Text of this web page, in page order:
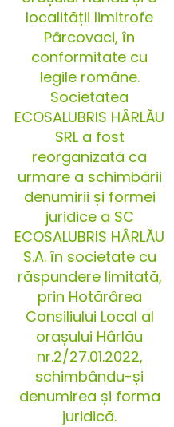
localității limitrofe
Pârcovaci, în
conformitate cu
legile române.
Societatea
ECOSALUBRIS HÂRLĂU
SRL a fost
reorganizată ca
urmare a schimbării
denumirii și formei
juridice a SC
ECOSALUBRIS HÂRLĂU
S.A. în societate cu
răspundere limitată,
prin Hotărârea
Consiliului Local al
orașului Hârlău
nr.2/27.01.2022,
schimbându-și
denumirea și forma
juridică.